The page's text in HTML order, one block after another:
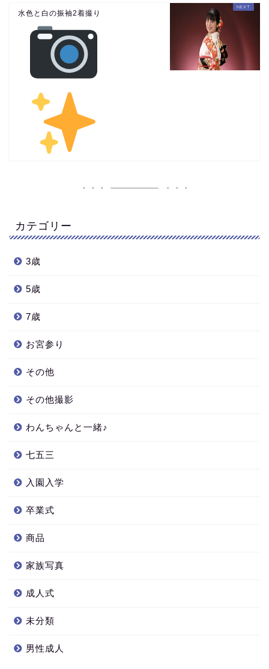
水色と白の振袖2着撮り
カテゴリー
3歳
5歳
7歳
お宮参り
その他
その他撮影
わんちゃんと一緒♪
七五三
入園入学
卒業式
商品
家族写真
成人式
未分類
男性成人